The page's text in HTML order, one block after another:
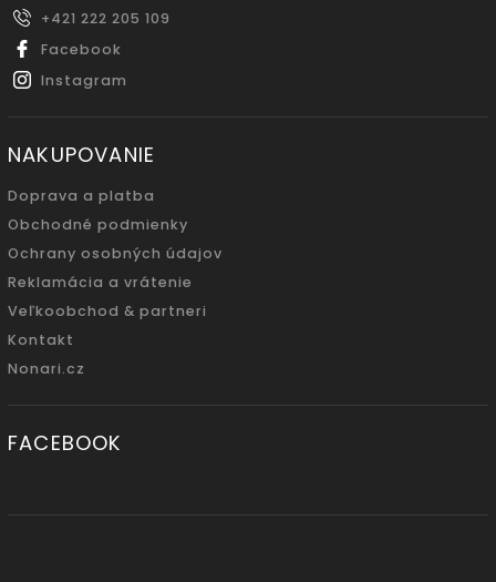
+421 222 205 109
Facebook
Instagram
NAKUPOVANIE
Doprava a platba
Obchodné podmienky
Ochrany osobných údajov
Reklamácia a vrátenie
Veľkoobchod & partneri
Kontakt
Nonari.cz
FACEBOOK